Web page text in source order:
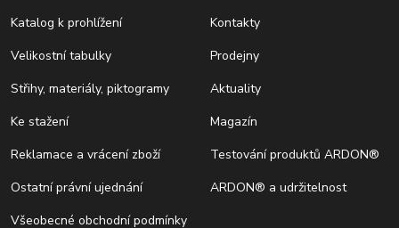
Katalog k prohlížení
Velikostní tabulky
Střihy, materiály, piktogramy
Ke stažení
Reklamace a vrácení zboží
Ostatní právní ujednání
Všeobecné obchodní podmínky
Kontakty
Prodejny
Aktuality
Magazín
Testování produktů ARDON®
ARDON® a udržitelnost